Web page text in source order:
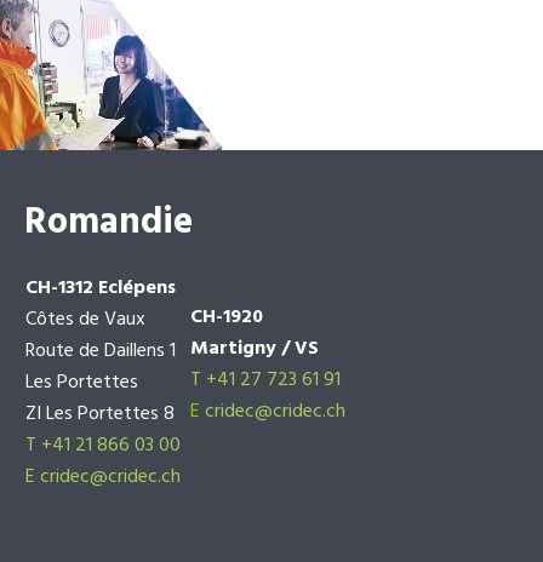
Romandie
CH-1312 Eclépens
Côtes de Vaux
Route de Daillens 1
Les Portettes
ZI Les Portettes 8
T +41 21 866 03 00
Ecridec@cridec.ch
CH-1920
Martigny / VS
T +41 27 723 61 91
Ecridec@cridec.ch